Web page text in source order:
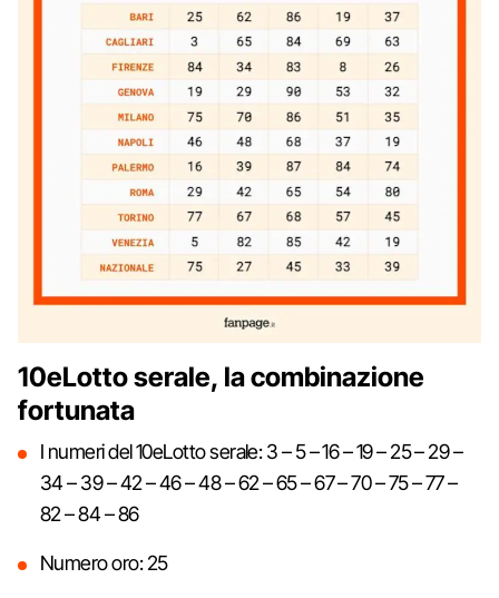
10eLotto serale, la combinazione
fortunata
I numeri del 10eLotto serale: 3 – 5 – 16 – 19 – 25 – 29 –
34 – 39 – 42 – 46 – 48 – 62 – 65 – 67 – 70 – 75 – 77 –
82 – 84 – 86
Numero oro: 25